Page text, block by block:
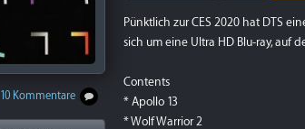
10 Kommentare
Pünktlich zur CES 2020 hat DTS
sich um eine Ultra HD Blu-ray, auf
Contents
* Apollo 13
* Wolf Warrior 2